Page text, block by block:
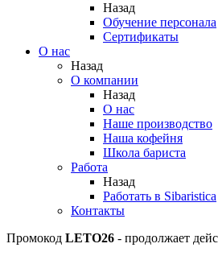
Назад
Обучение персонала
Сертификаты
О нас
Назад
O компании
Назад
О нас
Наше производство
Наша кофейня
Школа бариста
Работа
Назад
Работать в Sibaristica
Контакты
Промокод LETO26 - продолжает